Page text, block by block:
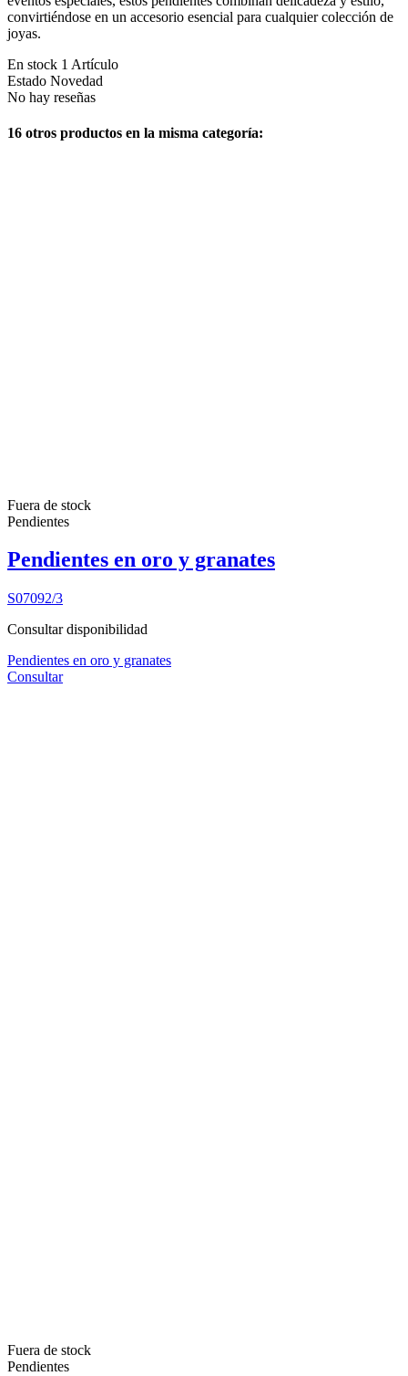
convirtiéndose en un accesorio esencial para cualquier colección de
joyas.
En stock 1 Artículo
Estado Novedad
No hay reseñas
16 otros productos en la misma categoría:
Fuera de stock
Pendientes
Pendientes en oro y granates
S07092/3
Consultar disponibilidad
Pendientes en oro y granates
Consultar
Fuera de stock
Pendientes